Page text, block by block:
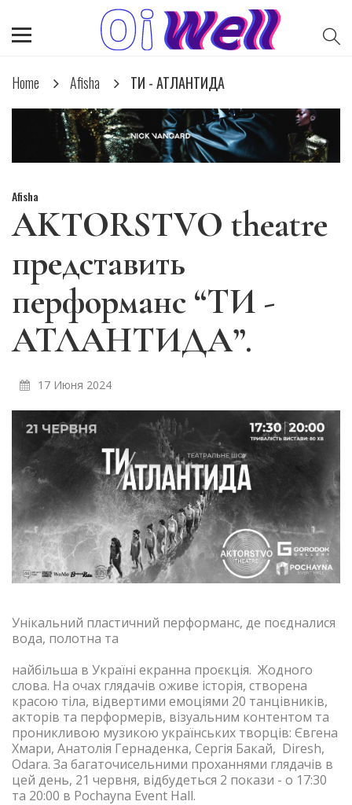
Home Afisha ТИ - АТЛАНТИДА
Afisha
AKTORSTVO theatre
представить
перформанс “ТИ -
АТЛАНТИДА”.
17 Июня 2024
Унікальний пластичний перформанс, де поєдналися
вода, полотна та
найбільша в Україні екранна проєкція. Жодного
слова. На очах глядачів оживе історія, створена
красою тіла, відвертими емоціями 20 танцівників,
акторів та перформерів, візуальним контентом та
проникливою музикою українських творців: Євгена
Хмари, Анатолія Гернаденка, Сергія Бакай, Diresh,
Odara. За багаточисельними проханнями глядачів в
цей день, 21 червня, відбудеться 2 покази - о 17:30
та 20:00 в Pochayna Event Hall.